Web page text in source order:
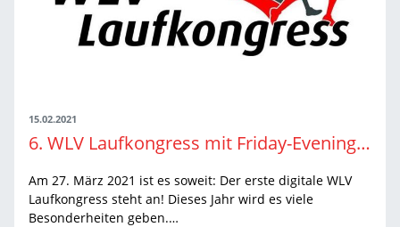
15.02.2021
6. WLV Laufkongress mit Friday-Evening-Cooking
Am 27. März 2021 ist es soweit: Der erste digitale WLV
Laufkongress steht an! Dieses Jahr wird es viele
Besonderheiten geben.…